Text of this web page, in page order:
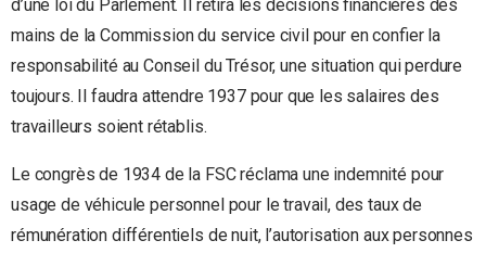
d’une loi du Parlement. Il retira les décisions financières des
mains de la Commission du service civil pour en confier la
responsabilité au Conseil du Trésor, une situation qui perdure
toujours. Il faudra attendre 1937 pour que les salaires des
travailleurs soient rétablis.
Le congrès de 1934 de la FSC réclama une indemnité pour
usage de véhicule personnel pour le travail, des taux de
rémunération différentiels de nuit, l’autorisation aux personnes